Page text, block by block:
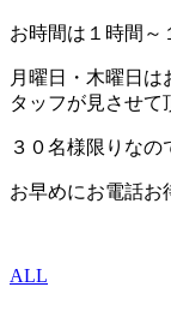
お時間は１時間～
月曜日・木曜日
タッフが見させて
３０名様限りなの
お早めにお電話お
ALL